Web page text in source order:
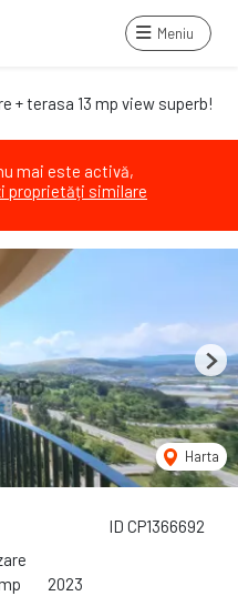
Meniu
+ terasa 13 mp view superb!
mai este activă,
proprietăți similare
ID CP1366692
2023
Harta
Next